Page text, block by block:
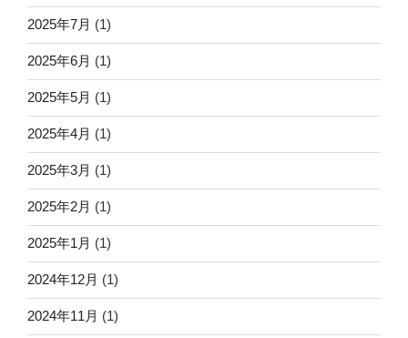
2025年7月 (1)
2025年6月 (1)
2025年5月 (1)
2025年4月 (1)
2025年3月 (1)
2025年2月 (1)
2025年1月 (1)
2024年12月 (1)
2024年11月 (1)